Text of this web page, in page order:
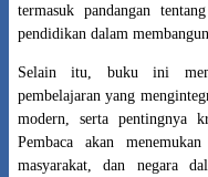
termasuk pandangan
pendidikan dalam
Selain itu, buku ini
pembelajaran yang
modern, serta pentingnya
Pembaca akan
masyarakat, dan negara